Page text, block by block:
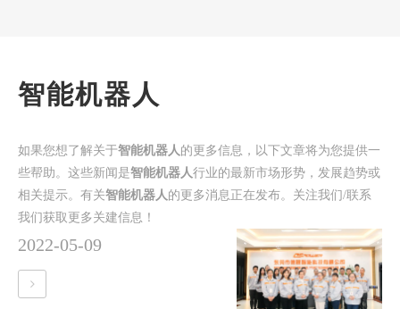
智能机器人
如果您想了解关于智能机器人的更多信息，以下文章将为您提供一
些帮助。这些新闻是智能机器人行业的最新市场形势，发展趋势或
相关提示。有关智能机器人的更多消息正在发布。关注我们/联系
我们获取更多关建信息！
2022-05-09